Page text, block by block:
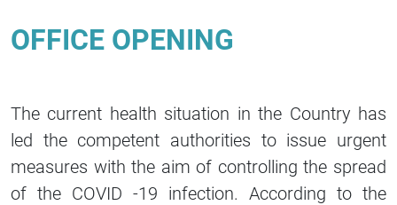
OFFICE OPENING
The current health situation in the Country has
led the competent authorities to issue urgent
measures with the aim of controlling the spread
of the COVID -19 infection. According to the